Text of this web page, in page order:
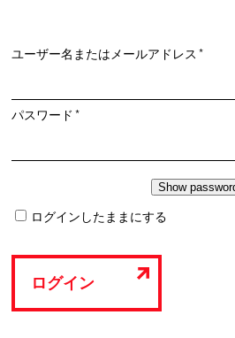
ユーザー名またはメールアドレス*必
パスワード*必
ログインしたままにする
ログイン